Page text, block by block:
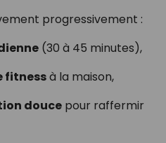
progressivement :
(30 à 45 minutes),
fitnessà la maison,
doucepour raffermir